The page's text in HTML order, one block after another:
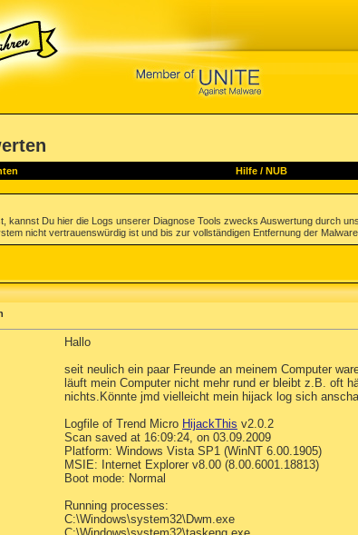
Hilfe/ NUB
Du hier die Logs unserer Diagnose Tools zwecks Auswertung durch
nicht vertrauenswürdig ist und bis zur vollständigen Entfernung der
Hallo
seit neulich ein paar Freunde an meinem Computer
läuft mein Computer nicht mehr rund er bleibt z.B. oft
nichts.Könnte jmd vielleicht mein hijack log sich
Logfile of Trend Micro HijackThis v2.0.2
Scan saved at 16:09:24, on 03.09.2009
Platform: Windows Vista SP1 (WinNT 6.00.1905)
MSIE: Internet Explorer v8.00 (8.00.6001.18813)
Boot mode: Normal
Running processes:
C:\Windows\system32\Dwm.exe